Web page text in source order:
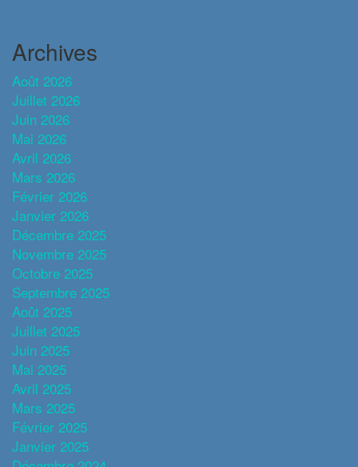
Archives
Août 2026
Juillet 2026
Juin 2026
Mai 2026
Avril 2026
Mars 2026
Février 2026
Janvier 2026
Décembre 2025
Novembre 2025
Octobre 2025
Septembre 2025
Août 2025
Juillet 2025
Juin 2025
Mai 2025
Avril 2025
Mars 2025
Février 2025
Janvier 2025